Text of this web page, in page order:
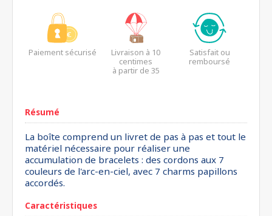
Paiement sécurisé
Livraison à 10
centimes
à partir de 35
Satisfait ou
remboursé
Résumé
La boîte comprend un livret de pas à pas et tout le
matériel nécessaire pour réaliser une
accumulation de bracelets : des cordons aux 7
couleurs de l'arc-en-ciel, avec 7 charms papillons
accordés.
Caractéristiques